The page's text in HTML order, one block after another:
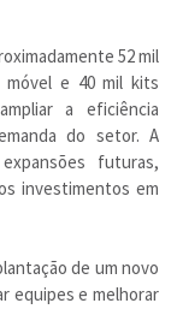
52 mil
móvel e 40 mil kits
a eficiência
do setor. A
futuras,
investimentos em
de um novo
equipes e melhorar